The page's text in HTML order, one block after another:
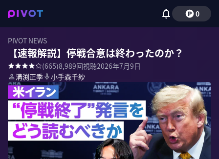
0
PIVOT NEWS
【速報解説】停戦合意は終わったのか？
(665)8,989回視聴2026年7月9日
溝渕正季
小手森千紗